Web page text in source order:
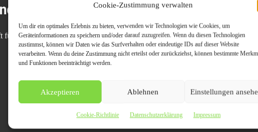
Cookie-Zustimmung verwalten
Um dir ein optimales Erlebnis zu bieten, verwenden wir Technologien wie Cookies, um
Geräteinformationen zu speichern und/oder darauf zuzugreifen. Wenn du diesen Technologien
zustimmst, können wir Daten wie das Surfverhalten oder eindeutige IDs auf dieser Website
verarbeiten. Wenn du deine Zustimmung nicht erteilst oder zurückziehst, können bestimmte
und Funktionen beeinträchtigt werden.
Akzeptieren Ablehnen Einstellungen
Cookie-Richtlinie Datenschutzerklärung Impressum
erzählt nicht die ganze Geschichte
für Diskussionen.